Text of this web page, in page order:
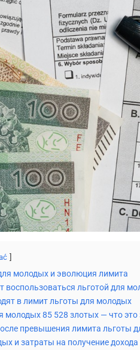
молодых и эволюция лимита
воспользоваться льготой для
в лимит льготы для молодых
молодых 85 528 злотых — что это
превышения лимита льготы
и затраты на получение дохода